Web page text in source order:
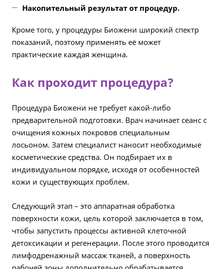
Накопительный результат от процедур.
Кроме того, у процедуры Биожени широкий спектр
показаний, поэтому применять её может
практические каждая женщина.
Как проходит процедура?
Процедура Биожени не требует какой-либо
предварительной подготовки. Врач начинает сеанс с
очищения кожных покровов специальным
лосьоном. Затем специалист наносит необходимые
косметические средства. Он подбирает их в
индивидуальном порядке, исходя от особенностей
кожи и существующих проблем.
Следующий этап – это аппаратная обработка
поверхности кожи, цель которой заключается в том,
чтобы запустить процессы активной клеточной
детоксикации и регенерации. После этого проводится
лимфодренажный массаж тканей, а поверхность